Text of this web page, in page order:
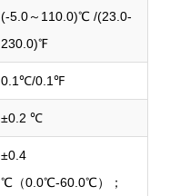
(-5.0～110.0)℃ /(23.0-
230.0)℉
0.1℃/0.1℉
±0.2 ℃
±0.4
℃（0.0℃-60.0℃）；